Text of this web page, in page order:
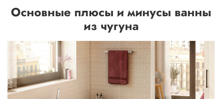
Основные плюсы и минусы ванны
из чугуна